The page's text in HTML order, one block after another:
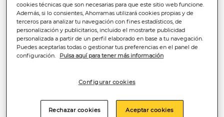
cookies técnicas que son necesarias para que este sitio web funcione.
Además, si lo consientes, Ahorramas utilizará cookies propias y de
terceros para analizar tu navegación con fines estadísticos, de
personalización y publicitarios, incluido el mostrarte publicidad
personalizada a partir de un perfil elaborado en base a tu navegación.
Puedes aceptarlas todas o gestionar tus preferencias en el panel de
configuración.
Pulsa aquí para tener más información
Configurar cookies
Rechazar cookies Aceptar cookies